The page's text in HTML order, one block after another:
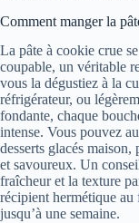
Comment manger la
La pâte à cookie crue
coupable, un véritable
vous la dégustiez à la
réfrigérateur, ou
fondante, chaque
intense. Vous pouvez
desserts glacés
et savoureux. Un
fraîcheur et la texture
récipient hermétique au
jusqu’à une semaine.